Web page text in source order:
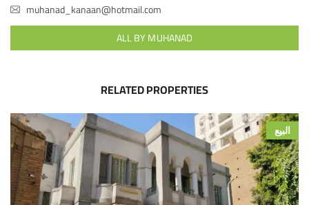
muhanad_kanaan@hotmail.com
ALL BY MUHANAD
RELATED PROPERTIES
البيع